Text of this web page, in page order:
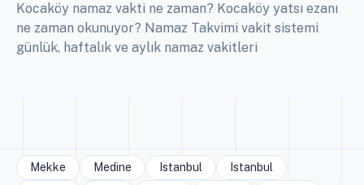
Kocaköy namaz vakti ne zaman? Kocaköy yatsı ezanı
ne zaman okunuyor? Namaz Takvimi vakit sistemi
günlük, haftalık ve aylık namaz vakitleri
Mekke Medine Istanbul
Istanbul